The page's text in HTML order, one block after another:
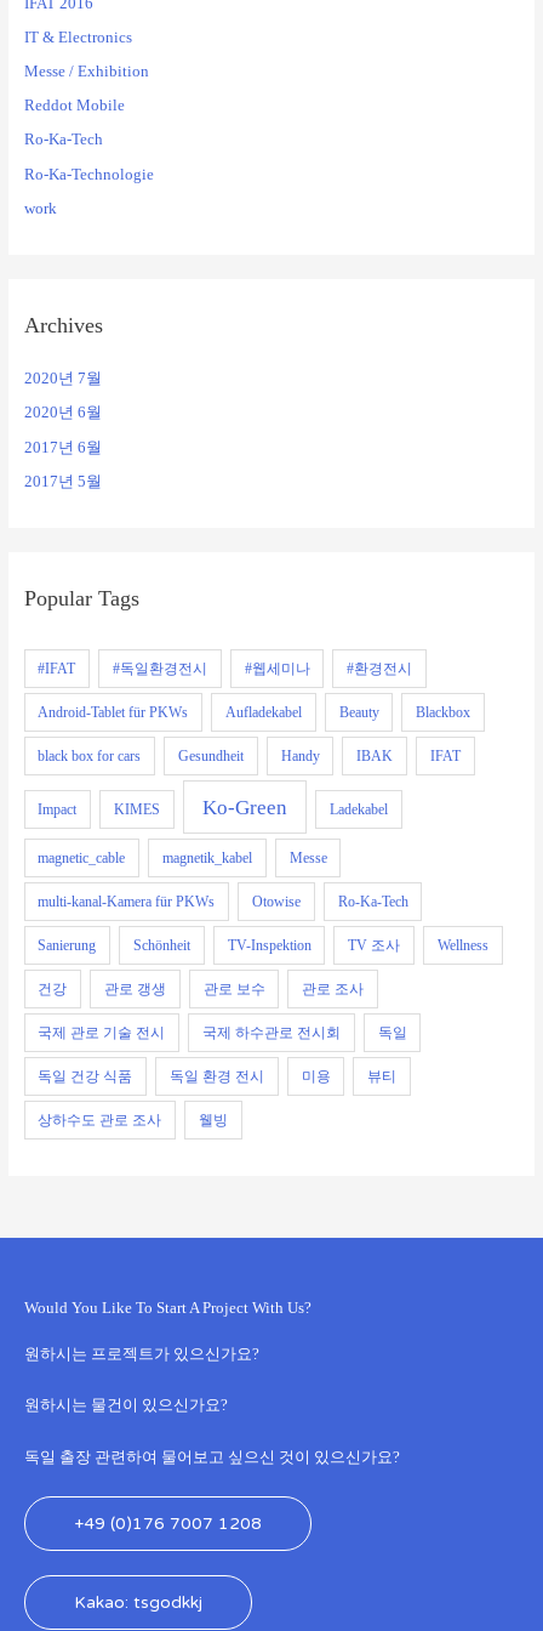
IT & Electronics
Messe / Exhibition
Reddot Mobile
Ro-Ka-Tech
Ro-Ka-Technologie
work
Archives
2020년 7월
2020년 6월
2017년 6월
2017년 5월
Popular Tags
#IFAT #독일환경전시 #웹세미나 #환경전시
Android-Tablet für PKWs Aufladekabel Beauty Blackbox
black box for cars Gesundheit Handy IBAK IFAT
Impact KIMES Ko-Green Ladekabel
magnetic_cable magnetik_kabel Messe
multi-kanal-Kamera für PKWs Otowise Ro-Ka-Tech
Sanierung Schönheit TV-Inspektion TV 조사 Wellness
건강 관로 갱생 관로 보수 관로 조사
국제 관로 기술 전시 국제 하수관로 전시회 독일
독일 건강 식품 독일 환경 전시 미용 뷰티
상하수도 관로 조사 웰빙
Would You Like To Start A Project With Us?
원하시는 프로젝트가 있으신가요?
원하시는 물건이 있으신가요?
독일 출장 관련하여 물어보고 싶으신 것이 있으신가요?
+49 (0)176 7007 1208
Kakao: tsgodkkj